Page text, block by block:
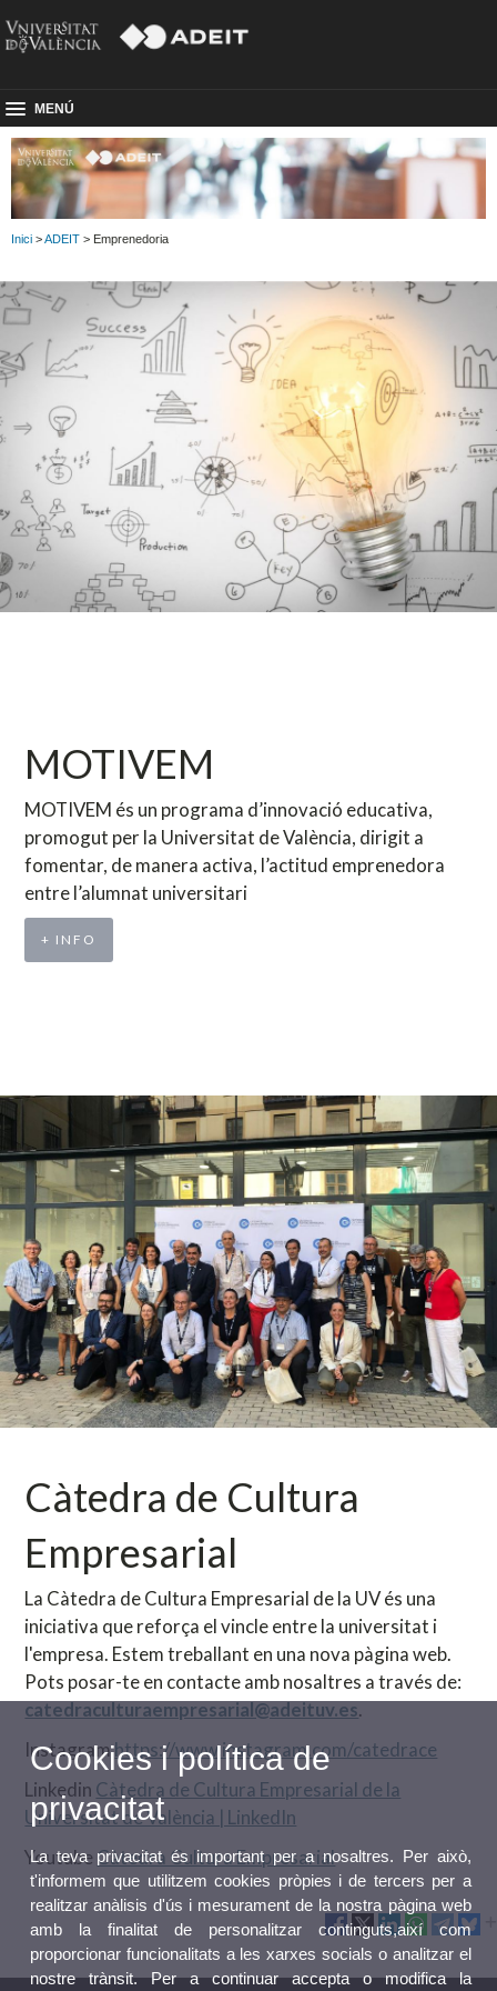
MENÚ
Inici >ADEIT > Emprenedoria
MOTIVEM
MOTIVEM és un programa d’innovació educativa,
promogut per la Universitat de València, dirigit a
fomentar, de manera activa, l’actitud emprenedora
entre l’alumnat universitari
+ INFO
Càtedra de Cultura
Empresarial
La Càtedra de Cultura Empresarial de la UV és una
iniciativa que reforça el vincle entre la universitat i
l'empresa. Estem treballant en una nova pàgina web.
Pots posar-te en contacte amb nosaltres a través de:
catedraculturaempresarial@adeituv.es.
Instagramhttps://www.instagram.com/catedrace
Linkedin Càtedra de Cultura Empresarial de la
Universitat de València | LinkedIn
Youtube Càtedra Cultura Empresarial
Cookies i política de
privacitat
La teva privacitat és important per a nosaltres. Per això,
t'informem que utilitzem cookies pròpies i de tercers per a
realitzar anàlisis d'ús i mesurament de la nostra pàgina web
amb la finalitat de personalitzar continguts,així com
proporcionar funcionalitats a les xarxes socials o analitzar el
nostre trànsit. Per a continuar accepta o modifica la